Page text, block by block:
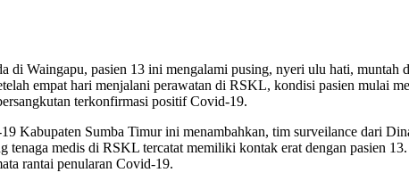
di Waingapu, pasien 13 ini mengalami pusing, nyeri ulu hati,
empat hari menjalani perawatan di RSKL, kondisi pasien mulai
terkonfirmasi positif Covid-19.
Kabupaten Sumba Timur ini menambahkan, tim surveilance dari
tenaga medis di RSKL tercatat memiliki kontak erat dengan pasien
rantai penularan Covid-19.